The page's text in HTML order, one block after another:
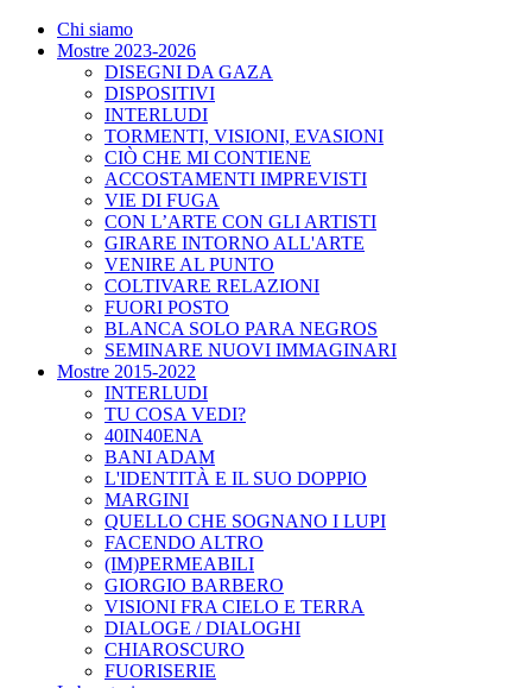
Chi siamo
Mostre 2023-2026
DISEGNI DA GAZA
DISPOSITIVI
INTERLUDI
TORMENTI, VISIONI, EVASIONI
CIÒ CHE MI CONTIENE
ACCOSTAMENTI IMPREVISTI
VIE DI FUGA
CON L’ARTE CON GLI ARTISTI
GIRARE INTORNO ALL'ARTE
VENIRE AL PUNTO
COLTIVARE RELAZIONI
FUORI POSTO
BLANCA SOLO PARA NEGROS
SEMINARE NUOVI IMMAGINARI
Mostre 2015-2022
INTERLUDI
TU COSA VEDI?
40IN40ENA
BANI ADAM
L'IDENTITÀ E IL SUO DOPPIO
MARGINI
QUELLO CHE SOGNANO I LUPI
FACENDO ALTRO
(IM)PERMEABILI
GIORGIO BARBERO
VISIONI FRA CIELO E TERRA
DIALOGE / DIALOGHI
CHIAROSCURO
FUORISERIE